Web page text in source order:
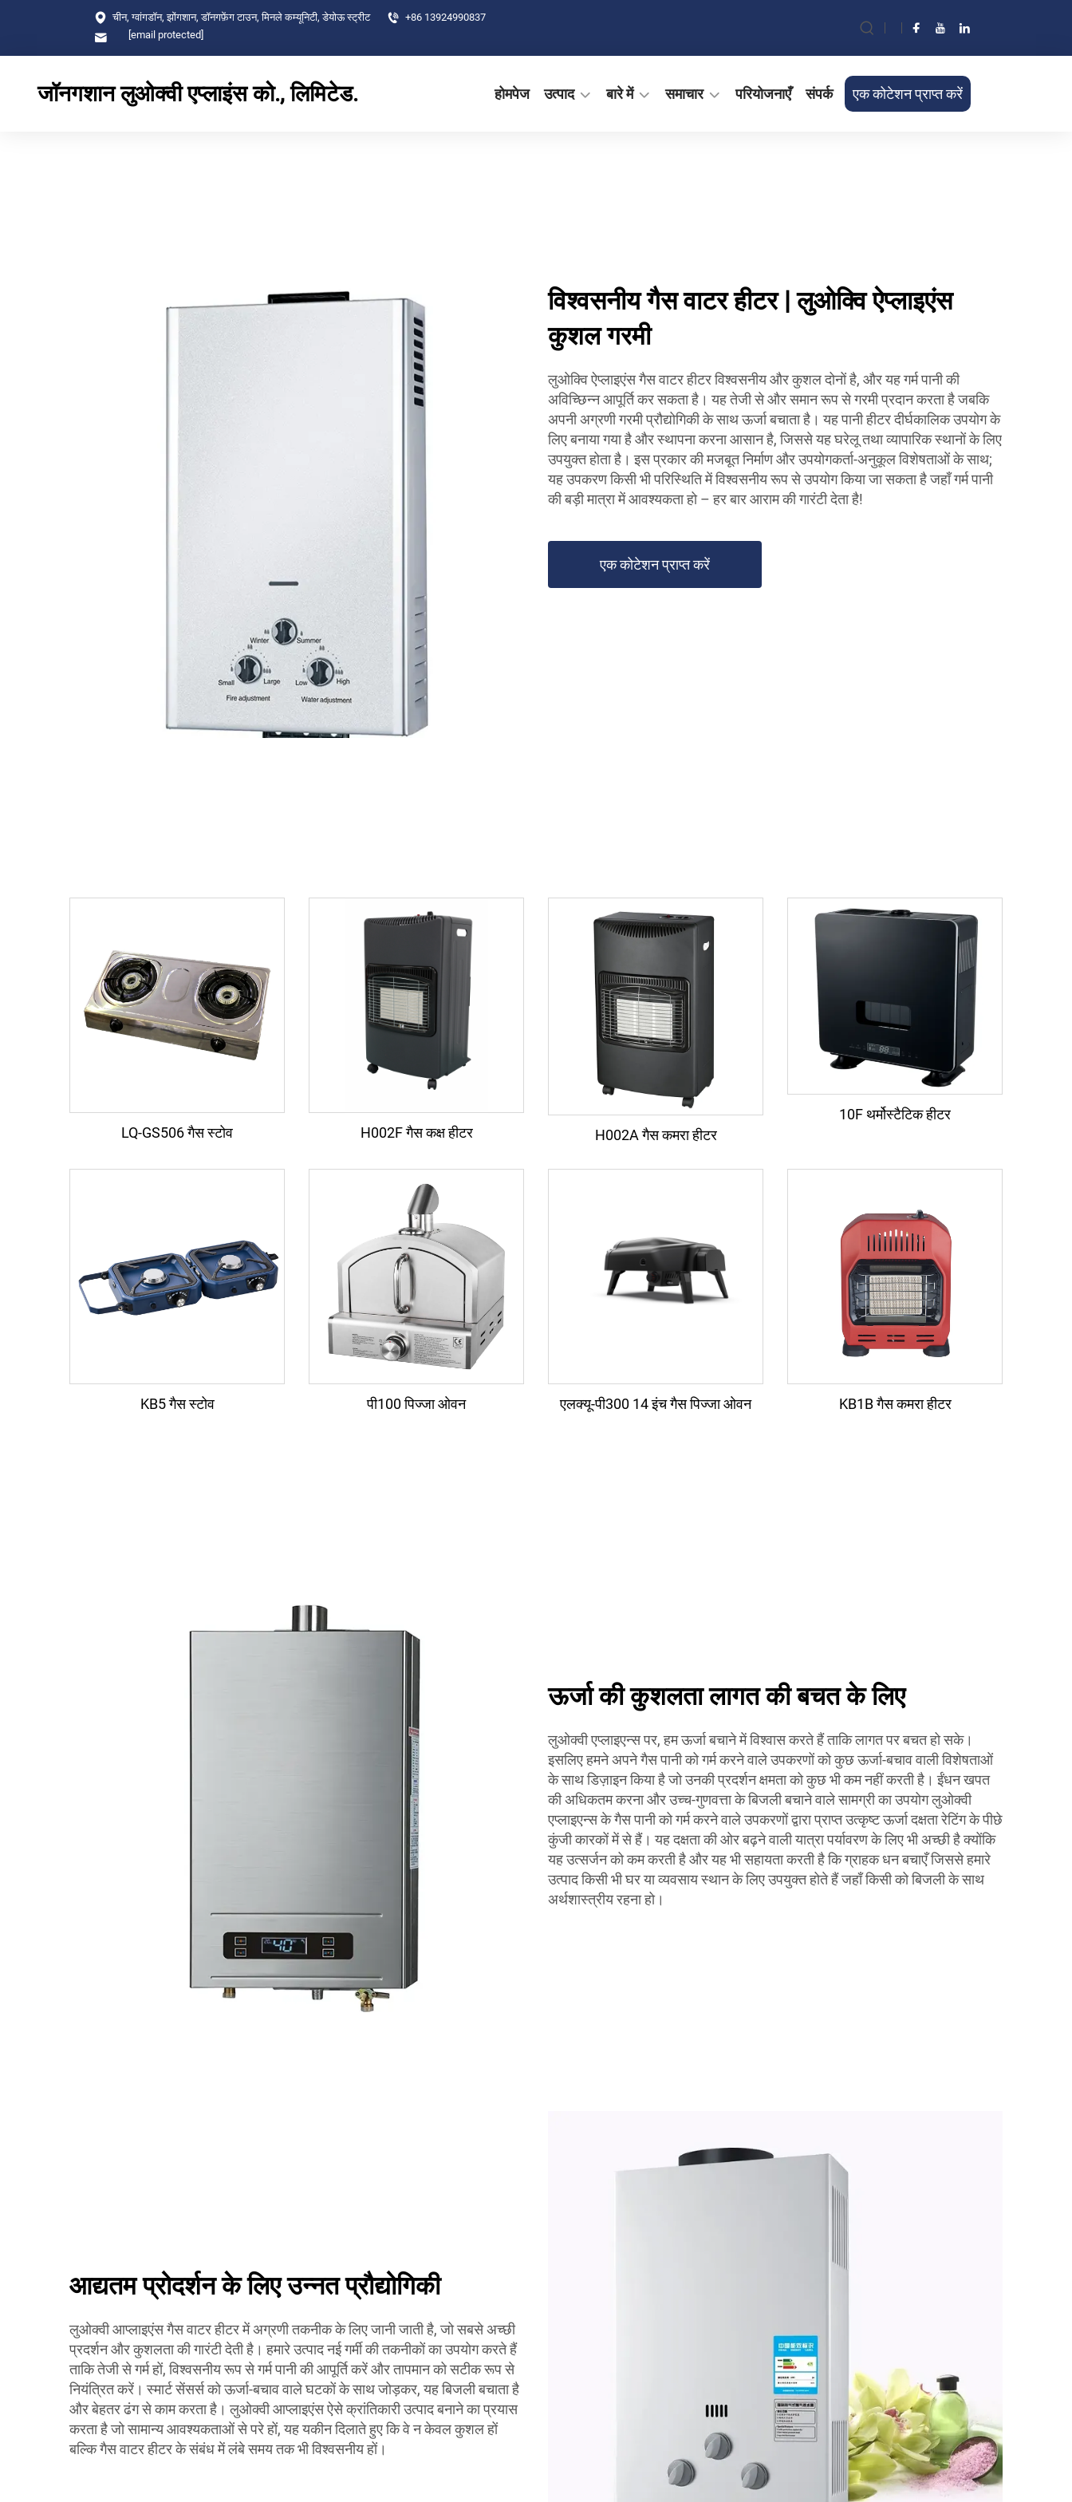
चीन, ग्वांगडॉन, झोंगशान, डॉनगफ़ेंग टाउन, मिनले कम्यूनिटी, डेयोऊ स्ट्रीट
+86 13924990837
[email protected]
जॉनगशान लुओक्वी एप्लाइंस को., लिमिटेड. होमपेज उत्पाद बारे में समाचार परियोजनाएँ संपर्क एक कोटेशन प्राप्त करें
विश्वसनीय गैस वाटर हीटर | लुओक्वि ऐप्लाइएंस
कुशल गरमी
लुओक्वि ऐप्लाइएंस गैस वाटर हीटर विश्वसनीय और कुशल दोनों है, और यह गर्म पानी की
अविच्छिन्न आपूर्ति कर सकता है। यह तेजी से और समान रूप से गरमी प्रदान करता है जबकि
अपनी अग्रणी गरमी प्रौद्योगिकी के साथ ऊर्जा बचाता है। यह पानी हीटर दीर्घकालिक उपयोग के
लिए बनाया गया है और स्थापना करना आसान है, जिससे यह घरेलू तथा व्यापारिक स्थानों के लिए
उपयुक्त होता है। इस प्रकार की मजबूत निर्माण और उपयोगकर्ता-अनुकूल विशेषताओं के साथ;
यह उपकरण किसी भी परिस्थिति में विश्वसनीय रूप से उपयोग किया जा सकता है जहाँ गर्म पानी
की बड़ी मात्रा में आवश्यकता हो – हर बार आराम की गारंटी देता है!
एक कोटेशन प्राप्त करें
LQ-GS506 गैस स्टोव H002F गैस कक्ष हीटर H002A गैस कमरा हीटर
10F थर्मोस्टैटिक हीटर
KB5 गैस स्टोव पी100 पिज्जा ओवन एलक्यू-पी300 14 इंच गैस पिज्जा ओवन KB1B गैस कमरा हीटर
ऊर्जा की कुशलता लागत की बचत के लिए
लुओक्वी एप्लाइएन्स पर, हम ऊर्जा बचाने में विश्वास करते हैं ताकि लागत पर बचत हो सके।
इसलिए हमने अपने गैस पानी को गर्म करने वाले उपकरणों को कुछ ऊर्जा-बचाव वाली विशेषताओं
के साथ डिज़ाइन किया है जो उनकी प्रदर्शन क्षमता को कुछ भी कम नहीं करती है। ईंधन खपत
की अधिकतम करना और उच्च-गुणवत्ता के बिजली बचाने वाले सामग्री का उपयोग लुओक्वी
एप्लाइएन्स के गैस पानी को गर्म करने वाले उपकरणों द्वारा प्राप्त उत्कृष्ट ऊर्जा दक्षता रेटिंग के पीछे
कुंजी कारकों में से हैं। यह दक्षता की ओर बढ़ने वाली यात्रा पर्यावरण के लिए भी अच्छी है क्योंकि
यह उत्सर्जन को कम करती है और यह भी सहायता करती है कि ग्राहक धन बचाएँ जिससे हमारे
उत्पाद किसी भी घर या व्यवसाय स्थान के लिए उपयुक्त होते हैं जहाँ किसी को बिजली के साथ
अर्थशास्त्रीय रहना हो।
आद्यतम प्रोदर्शन के लिए उन्नत प्रौद्योगिकी
लुओक्वी आप्लाइएंस गैस वाटर हीटर में अग्रणी तकनीक के लिए जानी जाती है, जो सबसे अच्छी
प्रदर्शन और कुशलता की गारंटी देती है। हमारे उत्पाद नई गर्मी की तकनीकों का उपयोग करते हैं
ताकि तेजी से गर्म हों, विश्वसनीय रूप से गर्म पानी की आपूर्ति करें और तापमान को सटीक रूप से
नियंत्रित करें। स्मार्ट सेंसर्स को ऊर्जा-बचाव वाले घटकों के साथ जोड़कर, यह बिजली बचाता है
और बेहतर ढंग से काम करता है। लुओक्वी आप्लाइएंस ऐसे क्रांतिकारी उत्पाद बनाने का प्रयास
करता है जो सामान्य आवश्यकताओं से परे हों, यह यकीन दिलाते हुए कि वे न केवल कुशल हों
बल्कि गैस वाटर हीटर के संबंध में लंबे समय तक भी विश्वसनीय हों।